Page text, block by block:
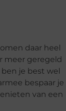
daar heel
meer geregeld
je best wel
bespaar je
van een